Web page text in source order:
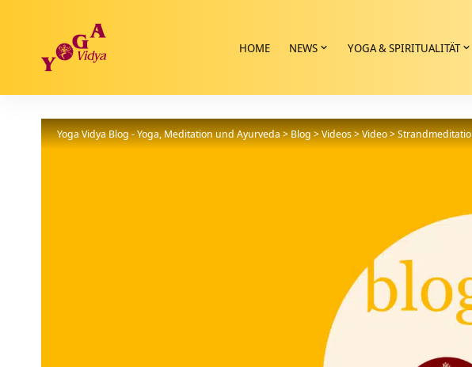
HOME NEWS YOGA & SPIRITUALITÄT
Yoga Vidya Blog - Yoga, Meditation und Ayurveda>Blog>Videos>Video>